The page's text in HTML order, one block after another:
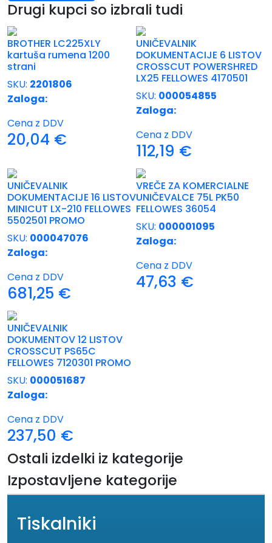
Drugi kupci so izbrali tudi
BROTHER LC225XLY
kartuša rumena 1200
strani
SKU: 2201806
Zaloga:
Cena z DDV
20,04 €
UNIČEVALNIK
DOKUMENTACIJE 6 LISTOV
CROSSCUT POWERSHRED
LX25 FELLOWES 4170501
SKU: 000054855
Zaloga:
Cena z DDV
112,19 €
UNIČEVALNIK
DOKUMENTACIJE 16 LISTOV
MINICUT LX-210 FELLOWES
5502501 PROMO
SKU: 000047076
Zaloga:
Cena z DDV
681,25 €
VREČE ZA KOMERCIALNE
UNIČEVALCE 75L PK50
FELLOWES 36054
SKU: 000001095
Zaloga:
Cena z DDV
47,63 €
UNIČEVALNIK
DOKUMENTOV 12 LISTOV
CROSSCUT PS65C
FELLOWES 7120301 PROMO
SKU: 000051687
Zaloga:
Cena z DDV
237,50 €
Ostali izdelki iz kategorije
Izpostavljene kategorije
Tiskalniki